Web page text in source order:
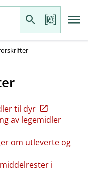
til dyr
av legemidler
om utleverte og
i